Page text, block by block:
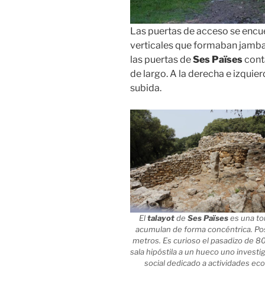
Las puertas de acceso se
verticales que formaban
las puertas deSes Païses
de largo. A la derecha e
subida.
Eltalayotde Ses Païseses una
acumulan de forma concéntrica.
metros. Es curioso el pasadizo de
sala hipóstila a un hueco uno
social dedicado a actividades